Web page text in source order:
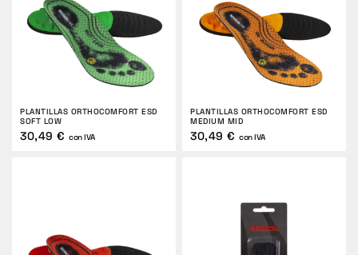
PLANTILLAS ORTHOCOMFORT ESD
SOFT LOW
30,49 € con IVA
PLANTILLAS ORTHOCOMFORT ESD
MEDIUM MID
30,49 € con IVA